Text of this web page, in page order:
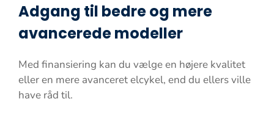
Adgang til bedre og mere
avancerede modeller
Med finansiering kan du vælge en højere kvalitet
eller en mere avanceret elcykel, end du ellers ville
have råd til.